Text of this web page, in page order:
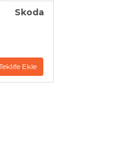
Skoda
Ekle